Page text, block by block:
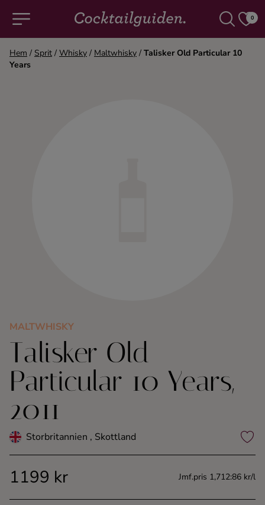
0
Likör
Rom
Shots
Tequila
Vodka
Hem / Sprit / Whisky / Maltwhisky / Talisker Old Particular 10
Years
MALTWHISKY
Talisker Old
Particular 10 Years,
2011
Storbritannien , Skottland
1199 kr Jmf.pris 1,712:86 kr/l